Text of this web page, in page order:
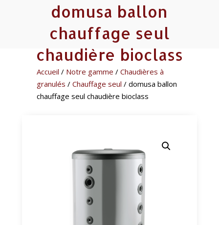
domusa ballon
chauffage seul
chaudière bioclass
Accueil / Notre gamme / Chaudières à
granulés / Chauffage seul / domusa ballon
chauffage seul chaudière bioclass